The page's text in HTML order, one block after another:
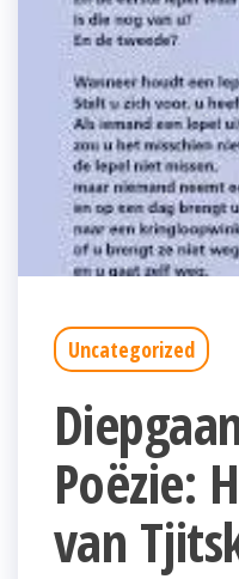
Uncategorized
Poëzie:
van